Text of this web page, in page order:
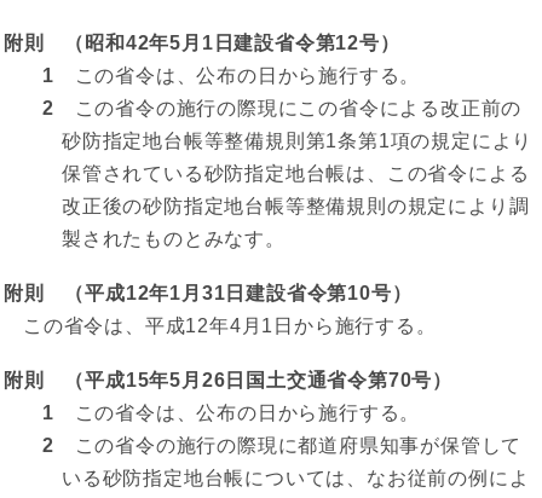
附則 （昭和42年5月1日建設省令第12号）
1 この省令は、公布の日から施行する。
2 この省令の施行の際現にこの省令による改正前の
砂防指定地台帳等整備規則第1条第1項の規定により
保管されている砂防指定地台帳は、この省令による
改正後の砂防指定地台帳等整備規則の規定により調
製されたものとみなす。
附則 （平成12年1月31日建設省令第10号）
この省令は、平成12年4月1日から施行する。
附則 （平成15年5月26日国土交通省令第70号）
1 この省令は、公布の日から施行する。
2 この省令の施行の際現に都道府県知事が保管して
いる砂防指定地台帳については、なお従前の例によ